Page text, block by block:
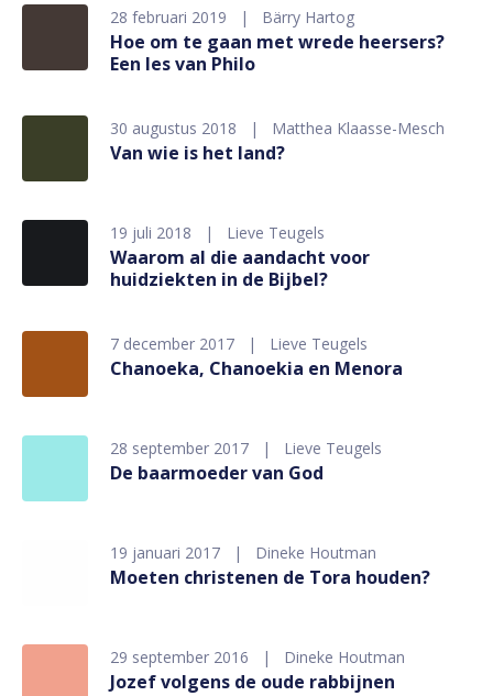
28 februari 2019 Bärry Hartog
Hoe om te gaan met wrede heersers?
Een les van Philo
30 augustus 2018 Matthea Klaasse-Mesch
Van wie is het land?
19 juli 2018 Lieve Teugels
Waarom al die aandacht voor
huidziekten in de Bijbel?
7 december 2017 Lieve Teugels
Chanoeka, Chanoekia en Menora
28 september 2017 Lieve Teugels
De baarmoeder van God
19 januari 2017 Dineke Houtman
Moeten christenen de Tora houden?
29 september 2016 Dineke Houtman
Jozef volgens de oude rabbijnen